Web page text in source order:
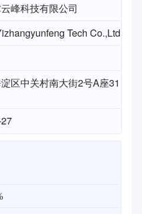
峰科技有限公司
Tech Co.,Ltd
区中关村南大街2号A座31